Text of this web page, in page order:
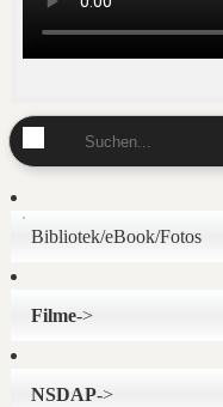
Bibliotek/eBook/Fotos
Filme->
NSDAP->